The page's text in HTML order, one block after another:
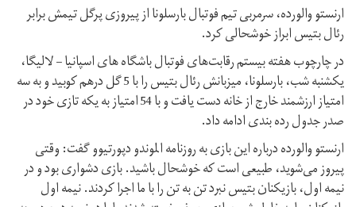
ارنستو والورده، سرمربی تیم فوتبال بارسلونا از پیروزی پرگل تیمش برابر
رئال بتیس ابراز خوشحالی کرد.
در چارچوب هفته بیستم رقابت‌های فوتبال باشگاه های اسپانیا – لالیگا،
یکشنبه شب، بارسلونا، میزبانش رئال بتیس را با 5 گل درهم کوبید و به سه
امتیاز ارزشمند خارج از خانه دست یافت و با 54 امتیاز به یکه تازی خود در
صدر جدول رده بندی ادامه داد.
ارنستو والورده درباره این بازی به روزنامه الموندو دپورتیوو گفت: وقتی
پیروز می‌شوید، طبیعی است که خوشحال باشید. بازی دشواری بود و در
نیمه اول، بازیکنان بتیس نبرد تن به تن را با ما اجرا کردند. نیمه اول